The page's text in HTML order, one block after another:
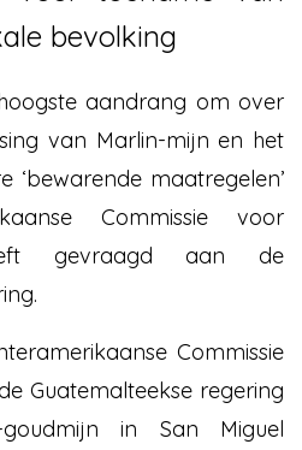
bevolking
aandrang om over
van Marlin-mijn en het
‘bewarende maatregelen’
Commissie voor
gevraagd aan de
Commissie
Guatemalteekse regering
in San Miguel